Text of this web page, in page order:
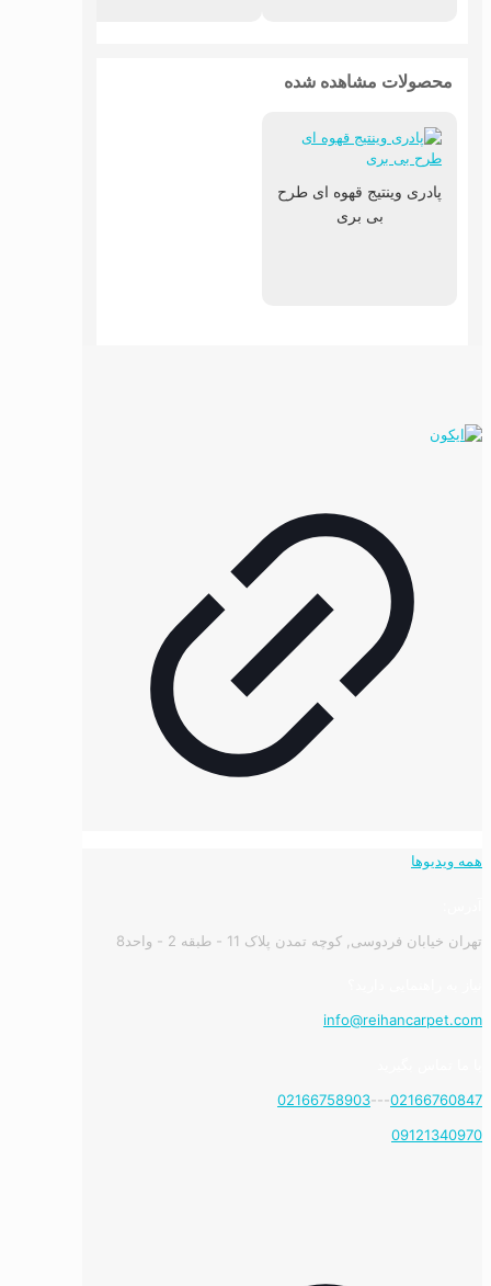
محصولات مشاهده شده
پادری وینتیج قهوه ای طرح
بی بری
همه ویدیوها
تهران خیابان فردوسی, کوچه تمدن پلاک 11 - طبقه 2 - واحد8
info@reihancarpet.com
02166760847
---
02166758903
09121340970